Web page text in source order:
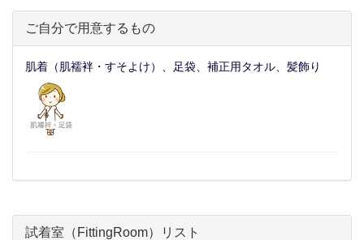
ご自分で用意するもの
肌着（肌襦袢・すそよけ）、足袋、補正用タオル、髪飾り
試着室（FittingRoom）リスト